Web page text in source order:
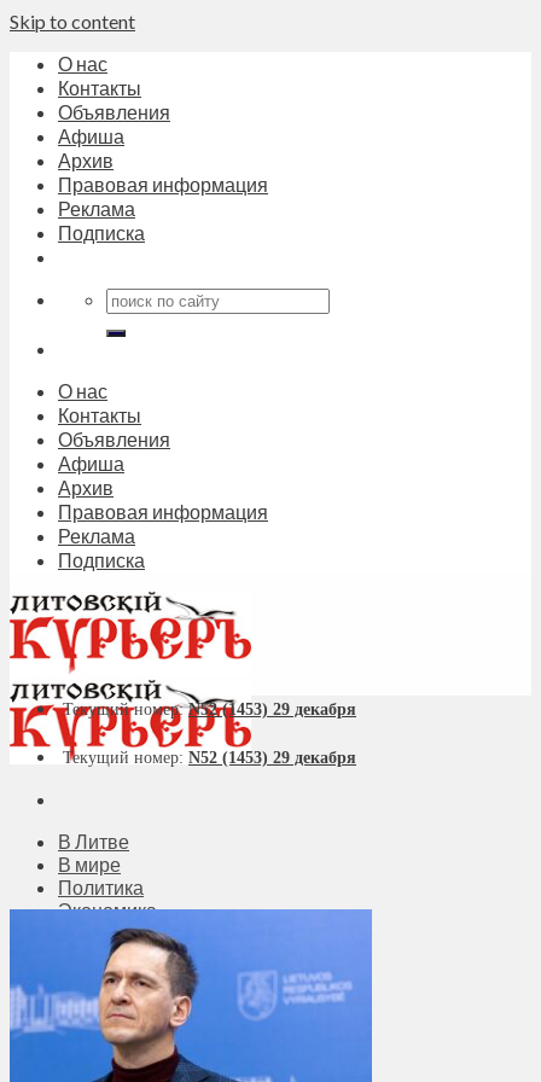
Skip to content
О нас
Контакты
Объявления
Афиша
Архив
Правовая информация
Реклама
Подписка
О нас
Контакты
Объявления
Афиша
Архив
Правовая информация
Реклама
Подписка
В Литве
В мире
Политика
Экономика
Бизнес
Общество
Мнения
Вильнюс
Клайпеда
Висагинас
Регионы
Текущий номер:N52 (1453) 29 декабря
Текущий номер: N52 (1453) 29 декабря